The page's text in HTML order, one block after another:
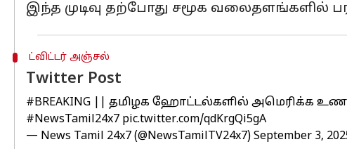
இந்த முடிவு தற்போது சமூக வலைதளங்களில்
ட்விட்டர் அஞ்சல்
Twitter Post
#BREAKING || தமிழக ஹோட்டல்களில் அமெரிக்க
#NewsTamil24x7 pic.twitter.com/qdKrgQi5gA
— News Tamil 24x7 (@NewsTamilTV24x7) September 3,